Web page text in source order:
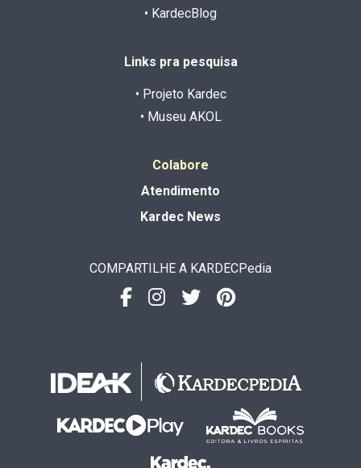
• KardecBlog
Links pra pesquisa
• Projeto Kardec
• Museu AKOL
Colabore
Atendimento
Kardec News
COMPARTILHE A KARDECPedia